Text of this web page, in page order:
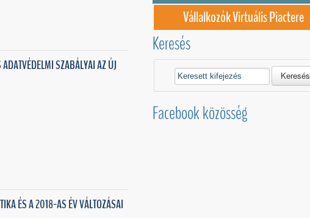
SZABÁLYAI AZ ÚJ
ÉS A 2018-AS ÉV VÁLTOZÁSAI
Vállalkozók Virtuális Piactere
Keresés
Keresés
Facebook közösség